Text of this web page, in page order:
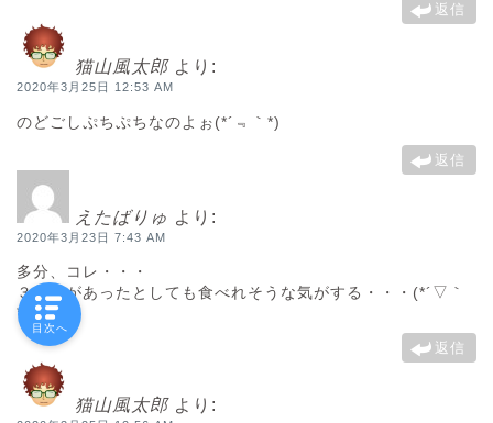
返信
猫山風太郎 より:
2020年3月25日 12:53 AM
のどごしぷちぷちなのよぉ(*´﹃｀*)
返信
えたばりゅ より:
2020年3月23日 7:43 AM
多分、コレ・・・
３倍盛があったとしても食べれそうな気がする・・・(*´▽｀
*)
返信
猫山風太郎 より:
目次へ